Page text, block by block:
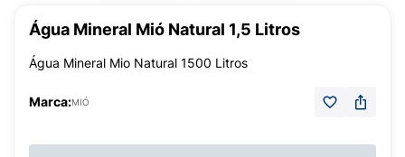
Água Mineral Mió Natural 1,5 Litros
Água Mineral Mio Natural 1500 Litros
Marca:MIÓ